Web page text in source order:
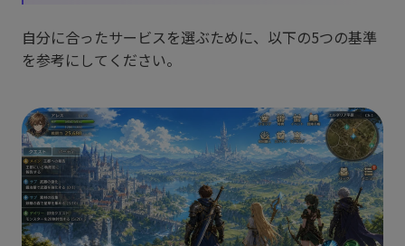
自分に合ったサービスを選ぶために、以下の5つの基準
を参考にしてください。